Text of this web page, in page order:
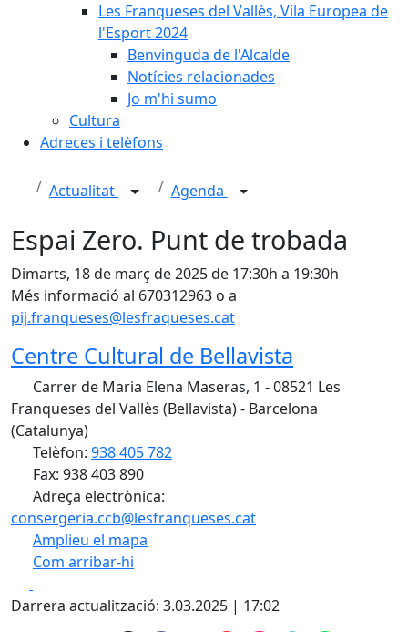
Les Franqueses del Vallès, Vila Europea de
l'Esport 2024
Benvinguda de l'Alcalde
Notícies relacionades
Jo m'hi sumo
Cultura
Adreces i telèfons
Actualitat Agenda
Espai Zero. Punt de trobada
Dimarts, 18 de març de 2025 de 17:30h a 19:30h
Més informació al 670312963 o a
pij.franqueses@lesfraqueses.cat
Centre Cultural de Bellavista
Carrer de Maria Elena Maseras, 1 - 08521 Les
Franqueses del Vallès (Bellavista) - Barcelona
(Catalunya)
Telèfon: 938 405 782
Fax: 938 403 890
Adreça electrònica:
consergeria.ccb@lesfranqueses.cat
Amplieu el mapa
Com arribar-hi
+
Darrera actualització: 3.03.2025 | 17:02